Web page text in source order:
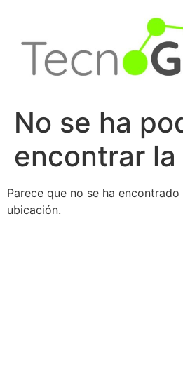
contenido
No se ha
encontrar
Parece que no se ha encontrado
ubicación.